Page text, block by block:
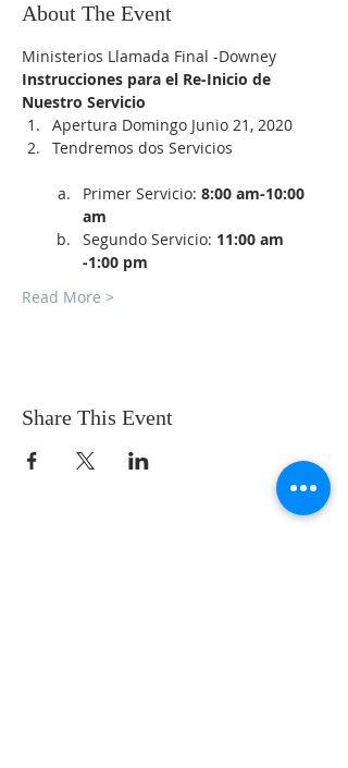
About The Event
Ministerios Llamada Final -Downey
Instrucciones para el Re-Inicio de
Nuestro Servicio
Apertura Domingo Junio 21, 2020
Tendremos dos Servicios
Primer Servicio: 8:00 am-10:00
am
Segundo Servicio: 11:00 am
-1:00 pm
Read More >
Share This Event